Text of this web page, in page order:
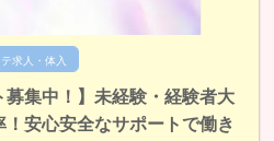
求人・体入
募集中！】未経験・経験者大
安心安全なサポートで働き